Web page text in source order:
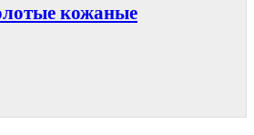
кожаные